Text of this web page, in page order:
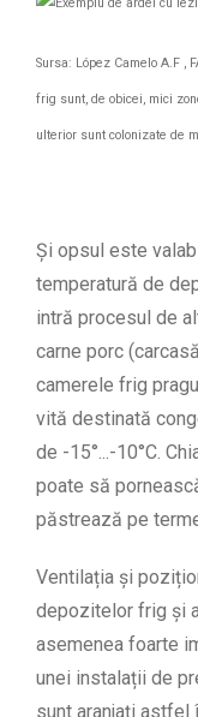
Sursa: López Camelo A.F ,
frig sunt, de obicei, mici
ulterior sunt colonizate de
Și opsul este
temperatură de
intră procesul de
carne porc
camerele frig
vită destinată
de -15°...-10°C.
poate să
păstrează pe
Ventilația și
depozitelor frig și
asemenea foarte
unei instalații de
sunt aranjați astfel